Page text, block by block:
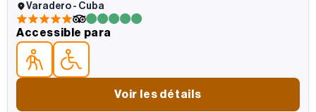
Varadero - Cuba
5 estrellas 5 estrellas
Accessible para
Accessible parapara personas mayores
Accessible parapersonas con movilidad reducida
Voir les détails